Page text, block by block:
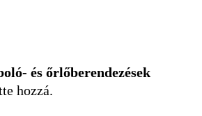
és őrlőberendezések
hozzá.